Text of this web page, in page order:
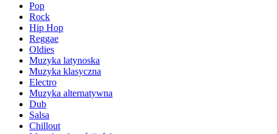
Pop
Rock
Hip Hop
Reggae
Oldies
Muzyka latynoska
Muzyka klasyczna
Electro
Muzyka alternatywna
Dub
Salsa
Chillout